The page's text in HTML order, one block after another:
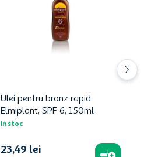
Ulei pentru bronz rapid
Elmiplant, SPF 6, 150ml
In stoc
23,49 lei